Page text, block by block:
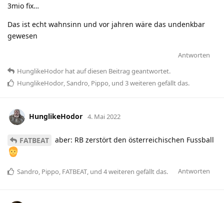
3mio fix…
Das ist echt wahnsinn und vor jahren wäre das undenkbar
gewesen
Antworten
HunglikeHodor hatauf diesen Beitrag geantwortet.
HunglikeHodor,Sandro, Pippo, und 3weiteren gefällt das.
HunglikeHodor 4. Mai 2022
FATBEAT aber: RB zerstört den österreichischen Fussball
Antworten
Sandro, Pippo, FATBEAT, und 4weiteren gefällt das.